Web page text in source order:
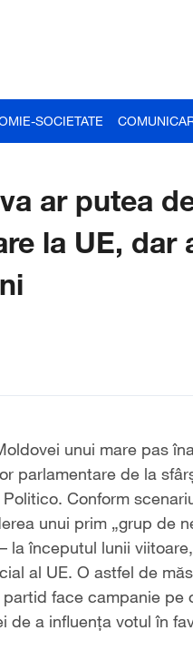
SOCIETATE
ar putea
la UE,
unui mare pas
parlamentare de la
Conform
unui prim „grup de
la începutul lunii
al UE. O astfel de
face campanie pe
de a influența votul în